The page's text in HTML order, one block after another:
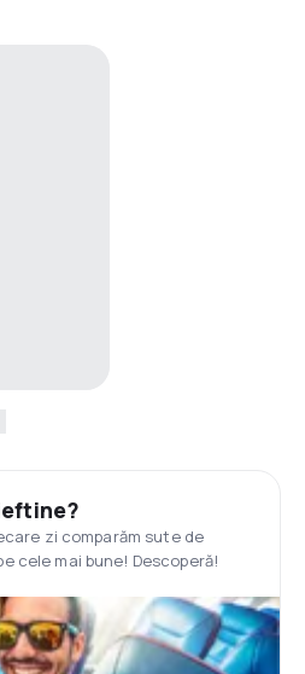
zi comparăm sute de
cele mai bune! Descoperă!